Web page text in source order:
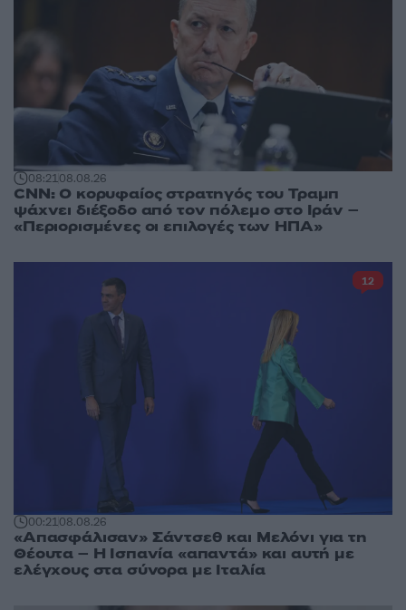
08:2108.08.26
CNN: Ο κορυφαίος στρατηγός του Τραμπ
ψάχνει διέξοδο από τον πόλεμο στο Ιράν –
«Περιορισμένες οι επιλογές των ΗΠΑ»
00:2108.08.26
«Απασφάλισαν» Σάντσεθ και Μελόνι για τη
Θέουτα – Η Ισπανία «απαντά» και αυτή με
ελέγχους στα σύνορα με Ιταλία
12